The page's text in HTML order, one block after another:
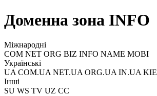
Доменна зона INFO
Міжнародні
COM NET ORG BIZ INFO NAME MOBI
Українські
UA COM.UA NET.UA ORG.UA IN.UA
Інші
SU WS TV UZ CC